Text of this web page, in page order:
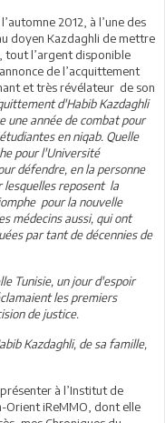
2012, à l’une des
doyen Kazdaghli de mettre
tout l’argent disponible
de l’acquittement
et très révélateur de son
d'Habib Kazdaghli
une année de combat pour
en niqab. Quelle
pour l'Université
défendre, en la personne
lesquelles reposent la
pour la nouvelle
médecins aussi, qui ont
par tant de décennies de
Tunisie, un jour d'espoir
les premiers
de justice.
Kazdaghli, de sa famille,
à l’Institut de
Orient iReMMO, dont elle